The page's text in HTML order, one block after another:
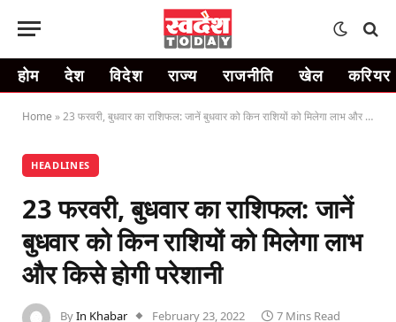
होम देश विदेश राज्य राजनीति खेल करियर
Home »23 फरवरी, बुधवार का राशिफल: जानें बुधवार को किन राशियों को मिलेगा लाभ और किसे होगी परेशानी
HEADLINES
23 फरवरी, बुधवार का राशिफल: जानें
बुधवार को किन राशियों को मिलेगा लाभ
और किसे होगी परेशानी
ByIn Khabar February 23, 2022 7 Mins Read